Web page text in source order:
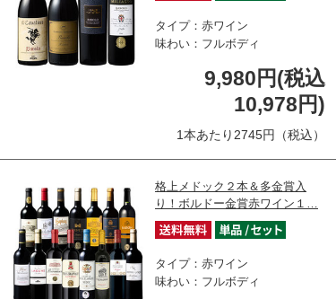
タイプ：赤ワイン
味わい：フルボディ
9,980円(税込
10,978円)
1本あたり2745円（税込）
格上メドック２本＆多金賞入
り！ボルドー金賞赤ワイン１…
タイプ：赤ワイン
味わい：フルボディ